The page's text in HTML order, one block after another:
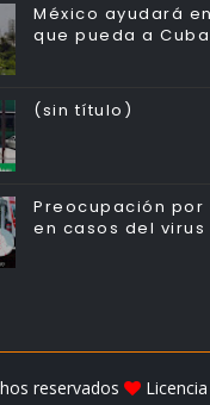
México ayudará
que pueda a
(sin título)
Preocupación por
en casos del virus
reservados